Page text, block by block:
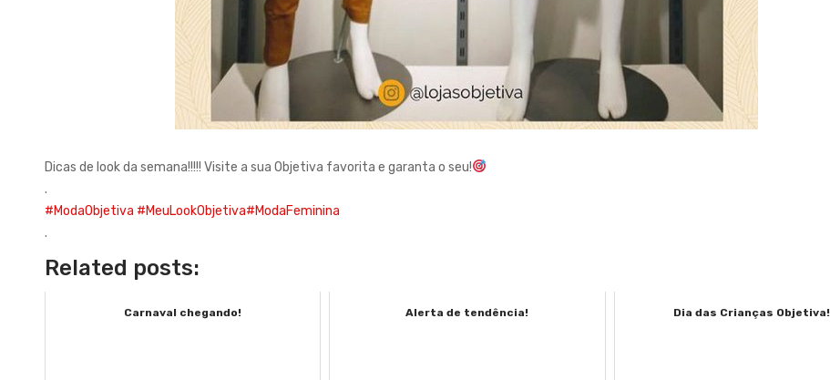
Dicas de look da semana!!!!! Visite a sua Objetiva favorita e garanta o seu!
.
#ModaObjetiva #MeuLookObjetiva#ModaFeminina
.
Related posts:
Carnaval chegando! Alerta de tendência! Dia das Crianças Objetiva!